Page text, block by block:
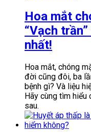
Hoa mắt
“Vạch
nhất!
Hoa mắt, chóng
đời cũng đôi, ba
bệnh gì? Và liệu
Hãy cùng tìm hiểu
sau.